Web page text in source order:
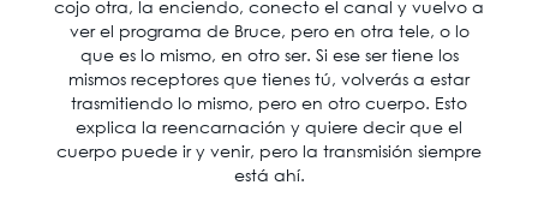
cojo otra, la enciendo, conecto el canal y vuelvo a
ver el programa de Bruce, pero en otra tele, o lo
que es lo mismo, en otro ser. Si ese ser tiene los
mismos receptores que tienes tú, volverás a estar
trasmitiendo lo mismo, pero en otro cuerpo. Esto
explica la reencarnación y quiere decir que el
cuerpo puede ir y venir, pero la transmisión siempre
está ahí.